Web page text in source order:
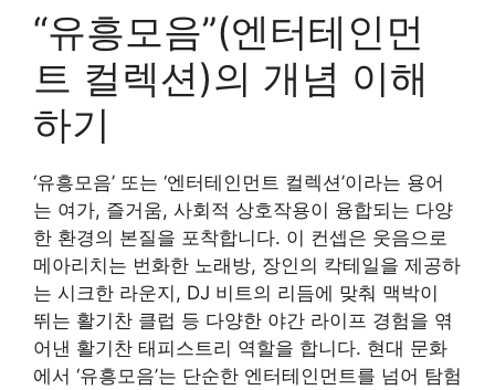
“유흥모음”(엔터테인먼
트 컬렉션)의 개념 이해
하기
‘유흥모음’ 또는 ‘엔터테인먼트 컬렉션’이라는 용어
는 여가, 즐거움, 사회적 상호작용이 융합되는 다양
한 환경의 본질을 포착합니다. 이 컨셉은 웃음으로
메아리치는 번화한 노래방, 장인의 칵테일을 제공하
는 시크한 라운지, DJ 비트의 리듬에 맞춰 맥박이
뛰는 활기찬 클럽 등 다양한 야간 라이프 경험을 엮
어낸 활기찬 태피스트리 역할을 합니다. 현대 문화
에서 ‘유흥모음’는 단순한 엔터테인먼트를 넘어 탐험